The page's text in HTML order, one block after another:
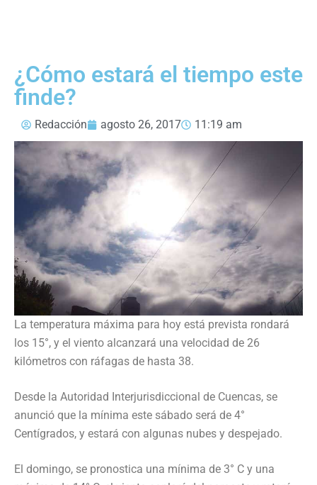
¿Cómo estará el tiempo este
finde?
Redacción agosto 26, 2017 11:19 am
La temperatura máxima para hoy está prevista rondará
los 15°, y el viento alcanzará una velocidad de 26
kilómetros con ráfagas de hasta 38.
Desde la Autoridad Interjurisdiccional de Cuencas, se
anunció que la mínima este sábado será de 4°
Centígrados, y estará con algunas nubes y despejado.
El domingo, se pronostica una mínima de 3° C y una